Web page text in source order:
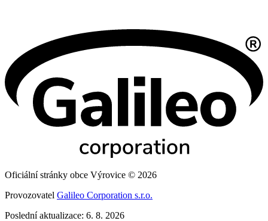
Oficiální stránky obce Výrovice © 2026
Provozovatel Galileo Corporation s.r.o.
Poslední aktualizace: 6. 8. 2026